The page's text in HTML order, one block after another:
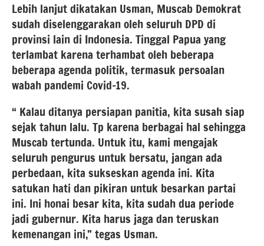
Lebih lanjut dikatakan Usman, Muscab Demokrat
sudah diselenggarakan oleh seluruh DPD di
provinsi lain di Indonesia. Tinggal Papua yang
terlambat karena terhambat oleh beberapa
beberapa agenda politik, termasuk persoalan
wabah pandemi Covid-19.
“ Kalau ditanya persiapan panitia, kita susah siap
sejak tahun lalu. Tp karena berbagai hal sehingga
Muscab tertunda. Untuk itu, kami mengajak
seluruh pengurus untuk bersatu, jangan ada
perbedaan, kita sukseskan agenda ini. Kita
satukan hati dan pikiran untuk besarkan partai
ini. Ini honai besar kita, kita sudah dua periode
jadi gubernur. Kita harus jaga dan teruskan
kemenangan ini,” tegas Usman.